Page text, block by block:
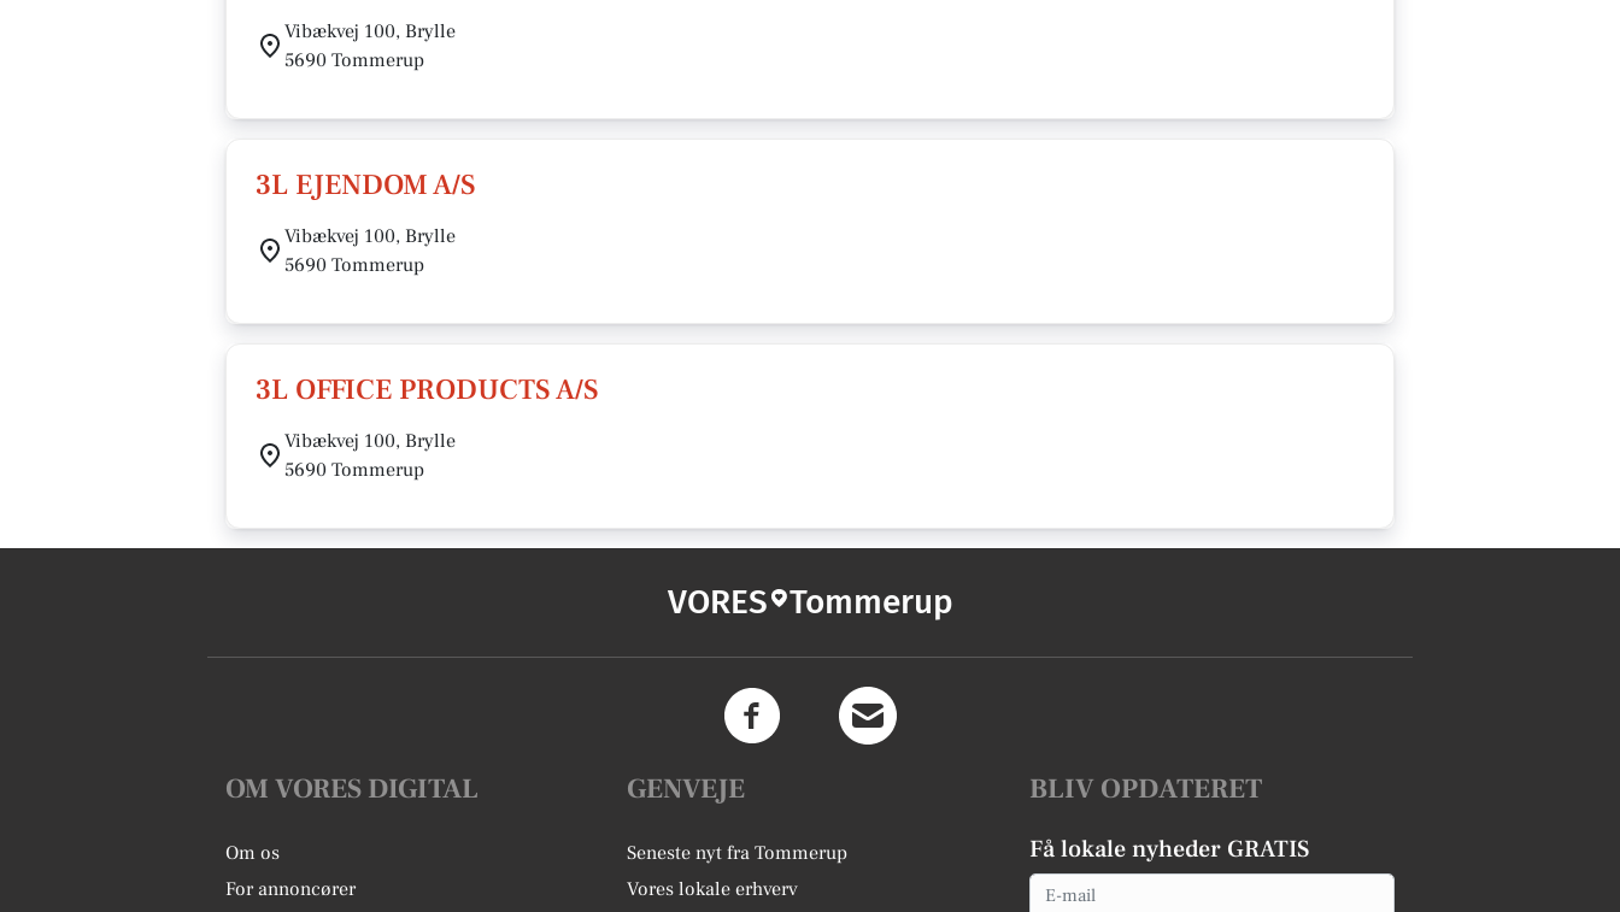
Vibækvej 100, Brylle
5690 Tommerup
3L EJENDOM A/S
Vibækvej 100, Brylle
5690 Tommerup
3L OFFICE PRODUCTS A/S
Vibækvej 100, Brylle
5690 Tommerup
VORES Tommerup
OM VORES DIGITAL
Om os
For annoncører
GENVEJE
Seneste nyt fra Tommerup
Vores lokale erhverv
BLIV OPDATERET
Få lokale nyheder GRATIS
Email